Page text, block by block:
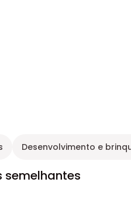
Desenvolvimento e